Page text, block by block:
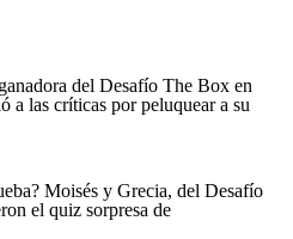
del Desafío The Box en
a las críticas por peluquear a su
Moisés y Grecia, del Desafío
el quiz sorpresa de